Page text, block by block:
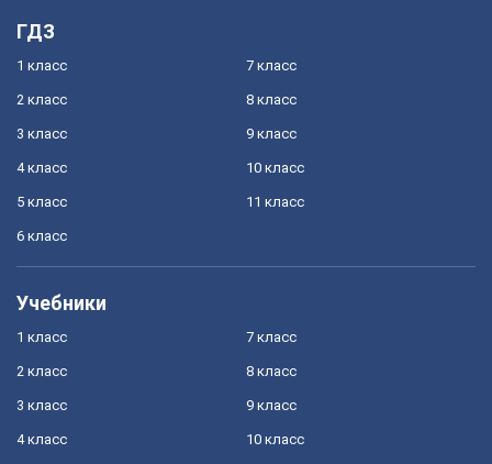
ГДЗ
1 класс
2 класс
3 класс
4 класс
5 класс
6 класс
7 класс
8 класс
9 класс
10 класс
11 класс
Учебники
1 класс
2 класс
3 класс
4 класс
7 класс
8 класс
9 класс
10 класс